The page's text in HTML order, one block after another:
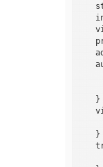
    }
    }